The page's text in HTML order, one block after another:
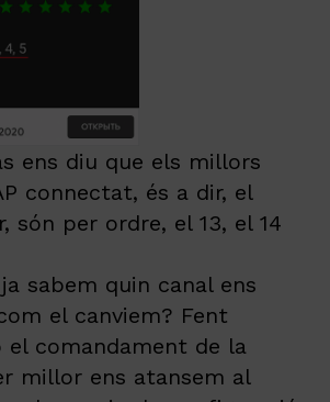
ens diu que els millors
connectat, és a dir, el
són per ordre, el 13, el 14
sabem quin canal ens
el canviem? Fent
el comandament de la
millor ens atansem al